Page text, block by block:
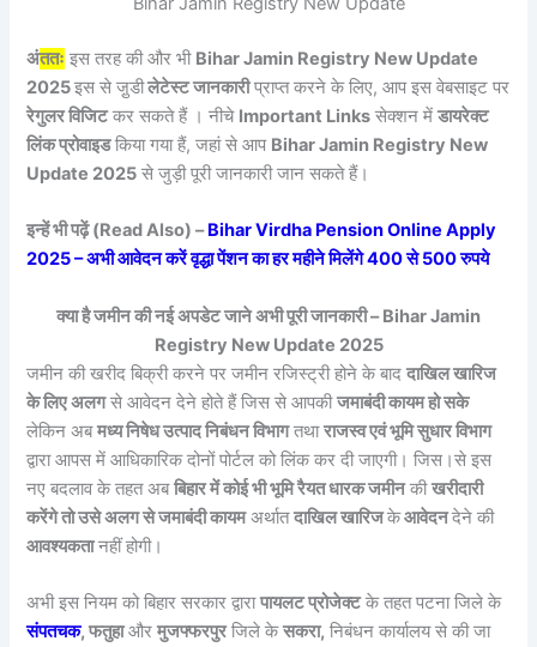
अंततः इस तरह की और भी Bihar Jamin Registry New Update
2025इस से जु़डीलेटेस्ट जानकारीप्राप्त करने के लिए, आप इस वेबसाइट पर
रेगुलर विजिटकर सकते हैं । नीचे Important Links सेक्शन मेंडायरेक्ट
लिंक प्रोवाइडकिया गया हैं, जहां से आप Bihar Jamin Registry New
Update 2025 से जुड़ी पूरी जानकारी जान सकते हैं।
इन्हें भी पढ़ें (Read Also) –Bihar Virdha Pension Online Apply
2025 – अभी आवेदन करें वृद्धा पेंशन का हर महीने मिलेंगे 400 से 500 रुपये
क्या है जमीन की नई अपडेट जाने अभी पूरी जानकारी – Bihar Jamin
Registry New Update 2025
जमीन की खरीद बिक्री करने पर जमीन रजिस्ट्री होने के बाददाखिल खारिज
के लिए अलगसे आवेदन देने होते हैं जिस से आपकीजमाबंदी कायम हो सके
लेकिन अबमध्य निषेध उत्पाद निबंधन विभागतथाराजस्व एवं भूमि सुधार विभाग
द्वारा आपस में आधिकारिक दोनों पोर्टल को लिंक कर दी जाएगी। जिस।से इस
नए बदलाव के तहत अबबिहार में कोई भी भूमि रैयत धारक जमीनकीखरीदारी
करेंगे तो उसे अलग से जमाबंदी कायमअर्थातदाखिल खारिजकेआवेदनदेने की
आवश्यकतानहीं होगी।
अभी इस नियम को बिहार सरकार द्वारापायलट प्रोजेक्टके तहत पटना जिले के
संपतचक, फतुहाऔरमुजफ्फरपुरजिले केसकरा, निबंधन कार्यालय से की जा